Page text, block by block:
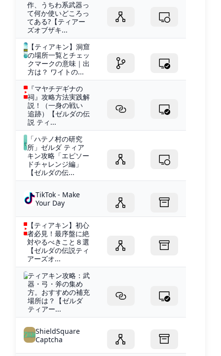
作、うちわ系武器っ
て何か使いどころっ
てある?【ティアー
ズオブザキ...
【ティアキン】洞窟
の場所一覧とチェッ
クマークの意味｜出
方は？ ワイトの...
『マヤチデギナの
祠』攻略方法実践解
説！（一身の戦い
追跡）【ゼルダの伝
説 ティ...
「ハテノ村の研究
所」ゼルダ ティア
キン攻略「エピソー
ドチャレンジ編」
【ゼルダの伝...
TikTok - Make
Your Day
【ティアキン】初心
者必見！最序盤に絶
対やるべきこと８選
【ゼルダの伝説ティ
アーズオ...
ティアキン攻略：武
器・弓・斧の集め
方。おすすめの補充
場所は？【ゼルダ
ティアー...
ShieldSquare
Captcha